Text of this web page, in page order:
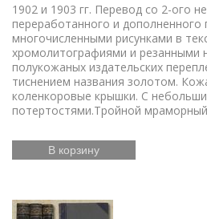
1902 и 1903 гг. Перевод со 2-ого
переработанного и
многочисленными рисунками в
хромолитографиями и резанными
полукожаных издательских
тиснением названия золотом.
коленкоровые крышки. С
потертостями.Тройной
В корзину